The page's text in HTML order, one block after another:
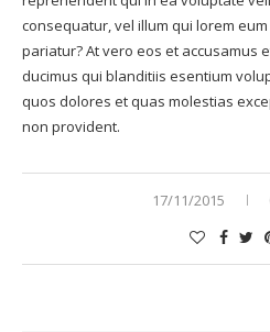
consequatur, vel illum qui lorem
pariatur? At vero eos et accusamus
ducimus qui blanditiis esentium
quos dolores et quas molestias
non provident.
17/11/2015